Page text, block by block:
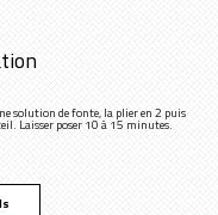
solution de fonte, la plier en 2 puis
Laisser poser 10 à 15 minutes.